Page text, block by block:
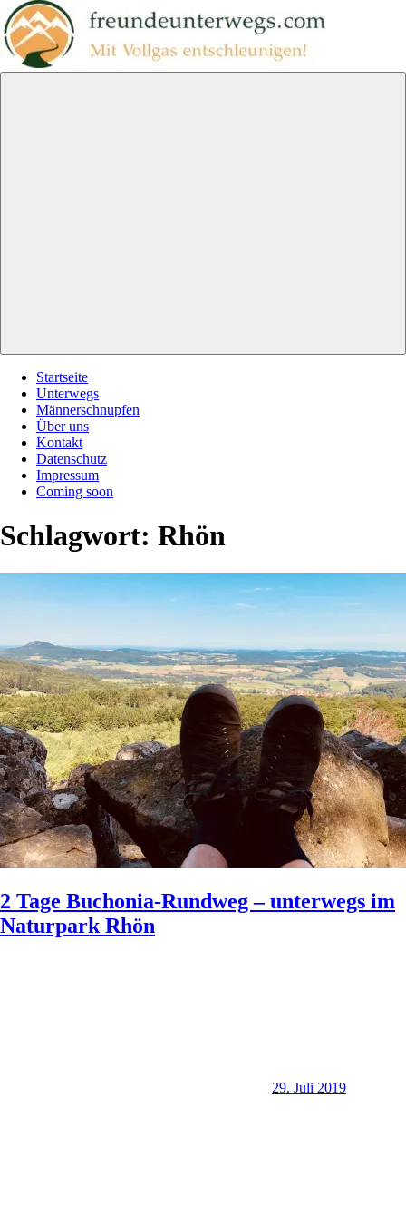
Zum
Inhalt
springen
Startseite
Unterwegs
Männerschnupfen
Über uns
Kontakt
Datenschutz
Impressum
Coming soon
Schlagwort: Rhön
2 Tage Buchonia-Rundweg – unterwegs im
Naturpark Rhön
29. Juli 2019